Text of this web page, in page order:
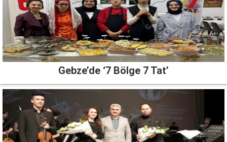
Gebze’de ‘7 Bölge 7 Tat’